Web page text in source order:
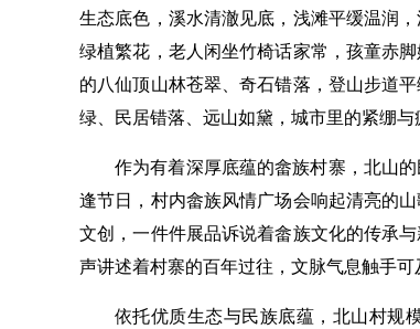
生态底色，溪水清澈见底，浅滩平缓温润
绿植繁花，老人闲坐竹椅话家常，孩童赤
的八仙顶山林苍翠、奇石错落，登山步道
绿、民居错落、远山如黛，城市里的紧绷与
作为有着深厚底蕴的畲族村寨，北山
逢节日，村内畲族风情广场会响起清亮的
文创，一件件展品诉说着畲族文化的传承
声讲述着村寨的百年过往，文脉气息触手可
依托优质生态与民族底蕴，北山村规